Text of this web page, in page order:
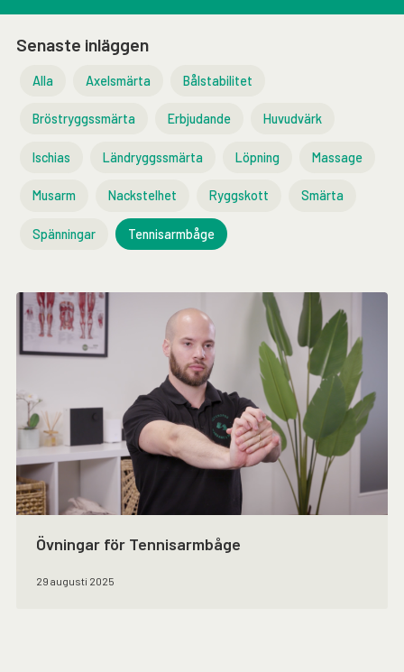
Senaste inläggen
Alla Axelsmärta Bålstabilitet
Bröstryggssmärta Erbjudande Huvudvärk
Ischias Ländryggssmärta Löpning Massage
Musarm Nackstelhet Ryggskott Smärta
Spänningar Tennisarmbåge
Övningar för Tennisarmbåge
29 augusti 2025